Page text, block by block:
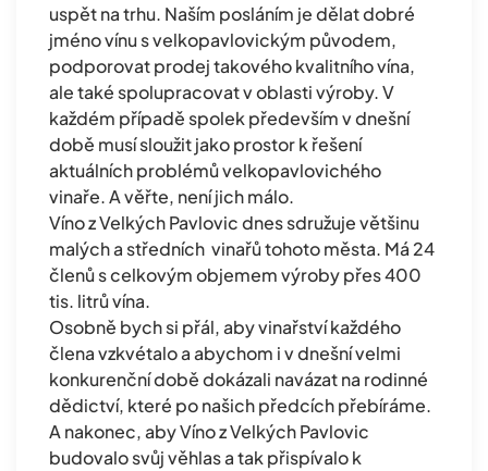
uspět na trhu. Naším posláním je dělat dobré
jméno vínu s velkopavlovickým původem,
podporovat prodej takového kvalitního vína,
ale také spolupracovat v oblasti výroby. V
každém případě spolek především v dnešní
době musí sloužit jako prostor k řešení
aktuálních problémů velkopavlovichého
vinaře. A věřte, není jich málo.
Víno z Velkých Pavlovic dnes sdružuje většinu
malých a středních vinařů tohoto města. Má 24
členů s celkovým objemem výroby přes 400
tis. litrů vína.
Osobně bych si přál, aby vinařství každého
člena vzkvétalo a abychom i v dnešní velmi
konkurenční době dokázali navázat na rodinné
dědictví, které po našich předcích přebíráme.
A nakonec, aby Víno z Velkých Pavlovic
budovalo svůj věhlas a tak přispívalo k